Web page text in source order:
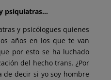
psiquiatras…
y psicólogues quienes
años en los que te van
por esto se ha luchado
del hecho trans. ¿Por
decir si yo soy hombre